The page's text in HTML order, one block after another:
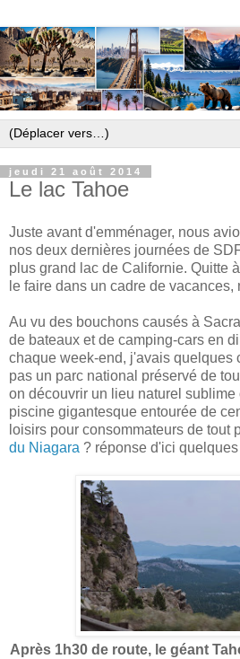
jeudi 21 août 2014
Le lac Tahoe
Juste avant d'emménager, nous
nos deux dernières journées de
plus grand lac de Californie. Quitte
le faire dans un cadre de vacances,
Au vu des bouchons causés à
de bateaux et de camping-cars en
chaque week-end, j'avais quelques
pas un parc national préservé de
on découvrir un lieu naturel sublime
piscine gigantesque entourée de
loisirs pour consommateurs de tout
du Niagara ? réponse d'ici
Après 1h30 de route, le géant